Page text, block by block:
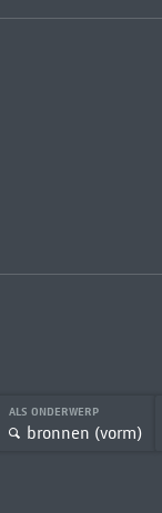
ALS ONDERWERP
bronnen (vorm)